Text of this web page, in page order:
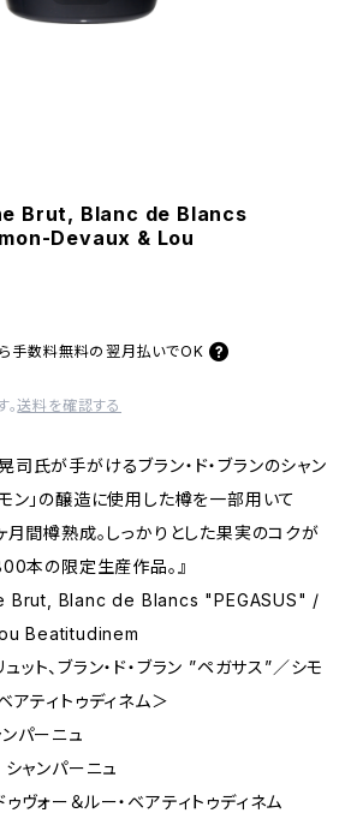
Brut, Blanc de Blancs
Devaux & Lou
手数料無料の 翌月払いでOK
。送料を確認する
司氏が手がけるブラン・ド・ブランのシャン
モン」の醸造に使用した樽を一部用いて
間樽熟成。しっかりとした果実のコクが
本の限定生産作品。』
Brut, Blanc de Blancs "PEGASUS" /
Beatitudinem
ット、ブラン・ド・ブラン ”ペガサス”／シモ
アティトゥディネム＞
パーニュ
ャンパーニュ
ヴォー＆ルー・ベアティトゥディネム